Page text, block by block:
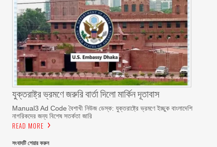
যুক্তরাষ্ট্র ভ্রমণে জরুরি বার্তা দিলো মার্কিন দূতাবাস
Manual3 Ad Code বৈশাখী নিউজ ডেস্ক: যুক্তরাষ্ট্রে ভ্রমণে ইচ্ছুক বাংলাদেশি
নাগরিকদের জন্য বিশেষ সতর্কতা জারি
READ MORE
সংবাদটি শেয়ার করুন